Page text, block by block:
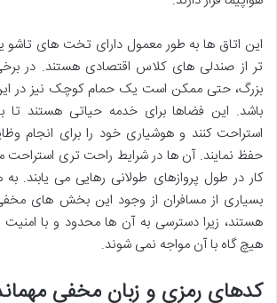
این اتاق ها به طور معمول دارای تخت های تاشو
تر از صندلی های کلاس اقتصادی هستند. در
بزرگ، حتی ممکن است یک حمام کوچک نیز در
باشد. این فضاها برای خدمه حیاتی هستند تا
استراحت کنند و هوشیاری خود را برای انجام
حفظ نمایند. آن ها در شرایط راحت تری استراحت
کار در طول پروازهای طولانی رهایی می یابند.
بسیاری از مسافران از وجود این بخش های
هستند، زیرا دسترسی به آن ها محدود و با امنیت
هیچ گاه با آن مواجه نمی شوند.
کدهای رمزی و زبان مخفی